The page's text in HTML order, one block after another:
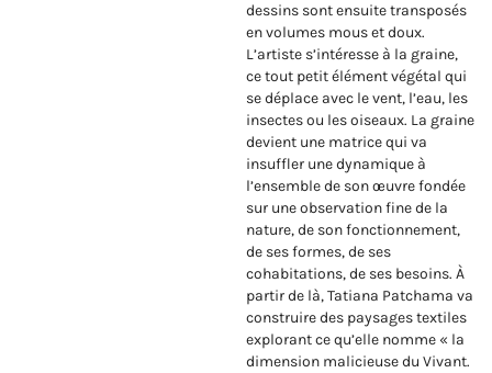
dessins sont ensuite transposés
en volumes mous et doux.
L’artiste s’intéresse à la graine,
ce tout petit élément végétal qui
se déplace avec le vent, l’eau, les
insectes ou les oiseaux. La graine
devient une matrice qui va
insuffler une dynamique à
l’ensemble de son œuvre fondée
sur une observation fine de la
nature, de son fonctionnement,
de ses formes, de ses
cohabitations, de ses besoins. À
partir de là, Tatiana Patchama va
construire des paysages textiles
explorant ce qu’elle nomme « la
dimension malicieuse du Vivant.